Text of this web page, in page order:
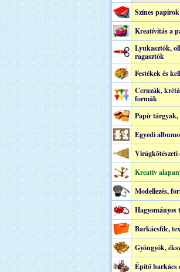
Színes papírok
Kreatívitás a
Lyukasztók,
ragasztók
Festékek és
Ceruzák,
formák
Papír tárgyak,
Egyedi
Virágkötészeti
Kreatív
Modellezés,
Hagyományos
Barkácsfilc,
Gyöngyök,
Építő barkács